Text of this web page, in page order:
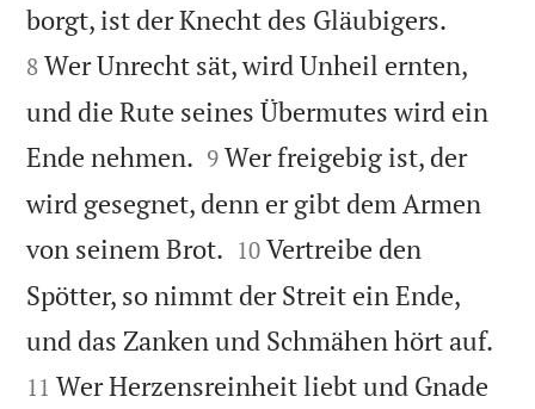
borgt, ist der Knecht des Gläubigers.
8 Wer Unrecht sät, wird Unheil ernten,
und die Rute seines Übermutes wird ein
Ende nehmen. 

9 Wer freigebig ist, der
wird gesegnet, denn er gibt dem Armen
von seinem Brot. 

10 Vertreibe den
Spötter, so nimmt der Streit ein Ende,
und das Zanken und Schmähen hört auf.
11 Wer Herzensreinheit liebt und Gnade